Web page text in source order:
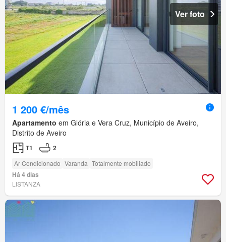
Ver foto
1 200 €/mês
Apartamento em Glória e Vera Cruz, Município de Aveiro,
Distrito de Aveiro
T1 2
Ar Condicionado Varanda Totalmente mobiliado
Há 4 dias
LISTANZA